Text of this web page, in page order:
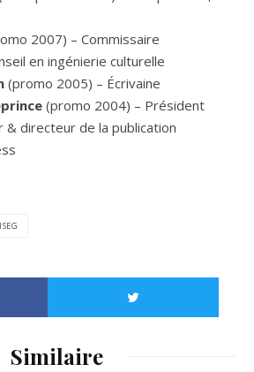
2007) – Commissaire
en ingénierie culturelle
(promo 2005) – Écrivaine
(promo 2004) – Président
& directeur de la publication
ISEG
Similaire